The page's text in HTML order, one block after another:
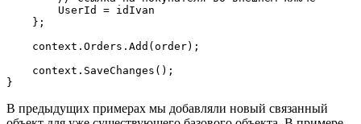
        UserId = idIvan
    };
    context.Orders.Add(order);
    context.SaveChanges();
В предыдущих примерах мы добавляли новый связанный